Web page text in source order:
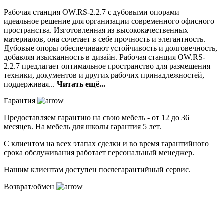
Рабочая станция OW.RS-2.2.7 с дубовыми опорами –
идеальное решение для организации современного офисного
пространства. Изготовленная из высококачественных
материалов, она сочетает в себе прочность и элегантность.
Дубовые опоры обеспечивают устойчивость и долговечность,
добавляя изысканность в дизайн. Рабочая станция OW.RS-
2.2.7 предлагает оптимальное пространство для размещения
техники, документов и других рабочих принадлежностей,
поддерживая... Читать ещё...
Гарантия
Предоставляем гарантию на свою мебель - от 12 до 36
месяцев. На мебель для школы гарантия 5 лет.
С клиентом на всех этапах сделки и во время гарантийного
срока обслуживания работает персональный менеджер.
Нашим клиентам доступен послегарантийный сервис.
Возврат/обмен